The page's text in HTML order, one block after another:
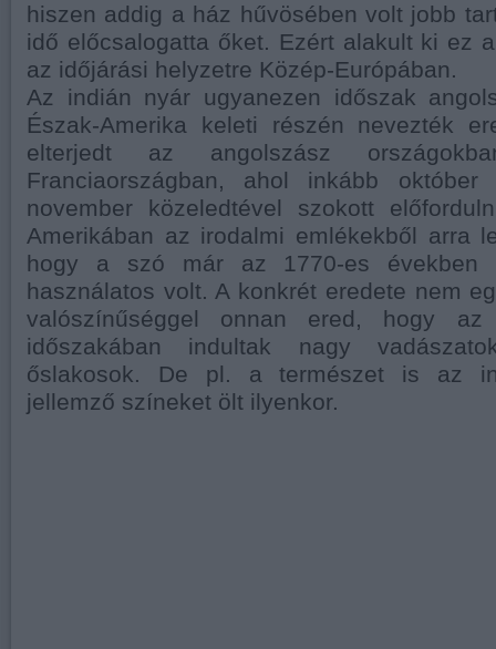
hiszen addig a ház hűvösében volt jobb
idő előcsalogatta őket. Ezért alakult ki ez
az időjárási helyzetre Közép-Európában.
Az indián nyár ugyanezen időszak
Észak-Amerika keleti részén nevezték
elterjedt az angolszász
Franciaországban, ahol inkább október
november közeledtével szokott
Amerikában az irodalmi emlékekből arra
hogy a szó már az 1770-es években
használatos volt. A konkrét eredete nem
valószínűséggel onnan ered, hogy az
időszakában indultak nagy
őslakosok. De pl. a természet is az
jellemző színeket ölt ilyenkor.